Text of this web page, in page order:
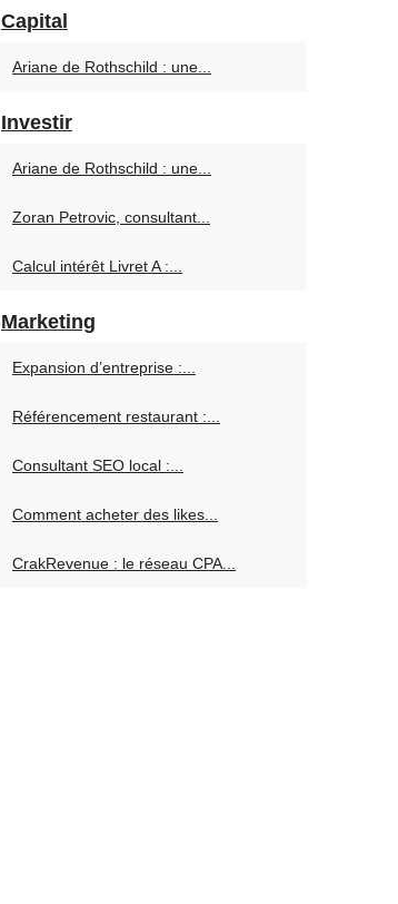
Capital
Ariane de Rothschild : une...
Investir
Ariane de Rothschild : une...
Zoran Petrovic, consultant...
Calcul intérêt Livret A :...
Marketing
Expansion d’entreprise :...
Référencement restaurant :...
Consultant SEO local :...
Comment acheter des likes...
CrakRevenue : le réseau CPA...